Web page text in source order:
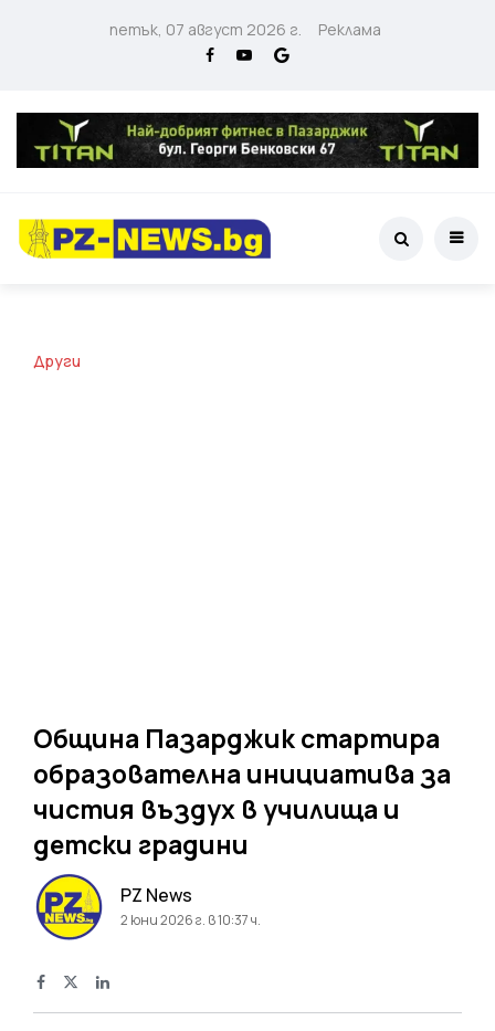
петък, 07 август 2026 г. Реклама
Други
Община Пазарджик стартира
образователна инициатива за
чистия въздух в училища и
детски градини
PZ News
2 юни 2026 г. в 10:37 ч.